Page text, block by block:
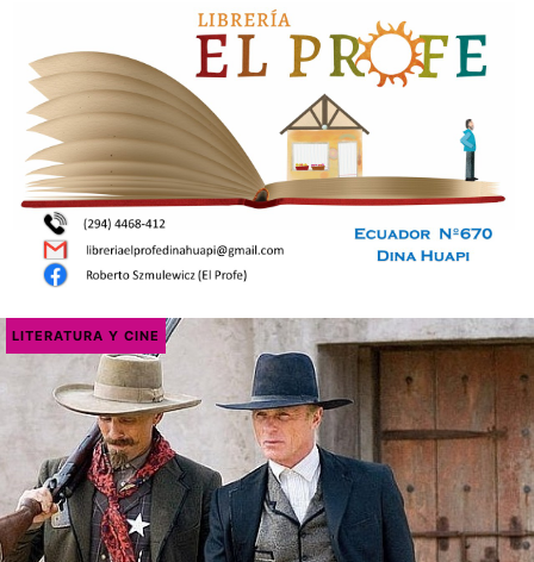
LITERATURA Y CINE